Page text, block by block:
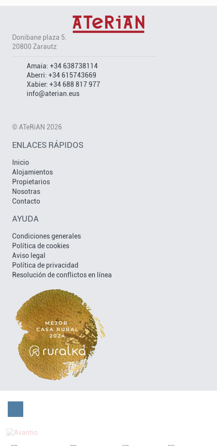
Donibane plaza 5.
20800 Zarautz
Amaia: +34 638738114
Aberri: +34 615743669
Xabier: +34 688 817 977
info@aterian.eus
© ATeRiAN 2026
ENLACES RÁPIDOS
Inicio
Alojamientos
Propietarios
Nosotras
Contacto
AYUDA
Condiciones generales
Política de cookies
Aviso legal
Política de privacidad
Resolución de conflictos en línea